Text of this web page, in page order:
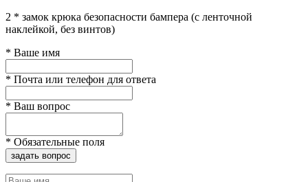
2 * замок крюка безопасности бампера (с ленточной
наклейкой, без винтов)
* Ваше имя
* Почта или телефон для ответа
* Ваш вопрос
* Обязательные поля
задать вопрос